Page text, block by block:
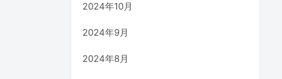
2024年10月
2024年9月
2024年8月